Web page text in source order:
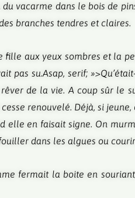
vacarme dans le bois de
branches tendres et claires.
fille aux yeux sombres et la
pas su.Asap, serif; »>
de la vie. A coup sûr le
renouvelé. Déjà, si
en faisait signe. On
dans les algues ou
fermait la boite en